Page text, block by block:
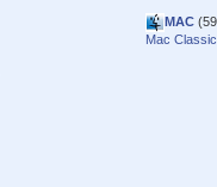
MAC
Mac